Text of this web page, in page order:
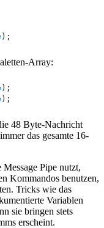
);
Array:
);
);
48 Byte-Nachricht
das gesamte 16-
Pipe nutzt,
Kommandos benutzen,
Tricks wie das
Variablen
sie bringen stets
erscheint.